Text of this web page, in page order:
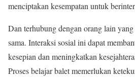
menciptakan kesempatan untuk
Dan terhubung dengan orang lain
sama. Interaksi sosial ini dapat
kesepian dan meningkatkan
Proses belajar balet memerlukan